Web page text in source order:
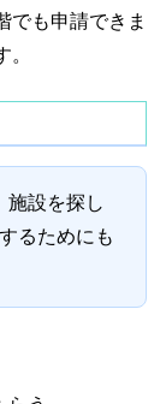
でも申請できま
施設を探し
るためにも